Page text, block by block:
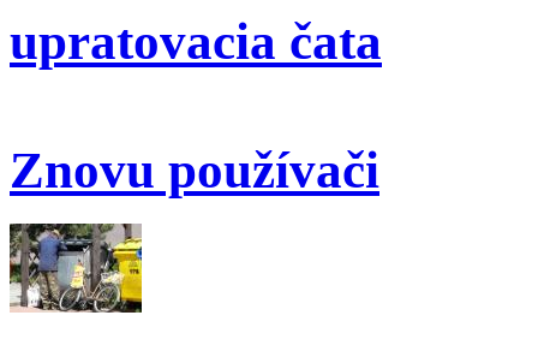
upratovacia čata
Znovu používači